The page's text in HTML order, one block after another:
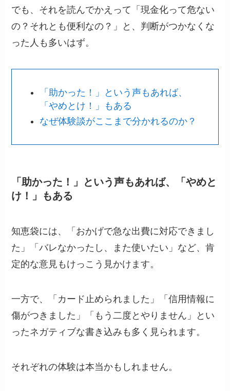
でも、それを読んでかえって「現金化って危ない
の？それとも便利なの？」と、判断がつかなくな
った人も多いはず。
「助かった！」という声もあれば、
「やめとけ！」もある
なぜ体験談がここまで分かれるのか？
「助かった！」という声もあれば、「やめと
け！」もある
知恵袋には、「おかげで急な出費に対応できまし
た」「バレなかったし、また使いたい」など、肯
定的な意見もけっこう見かけます。
一方で、「カード止められました」「信用情報に
傷がつきました」「もう二度とやりません」とい
ったネガティブな書き込みも多く見られます。
それぞれの体験は本当かもしれません。